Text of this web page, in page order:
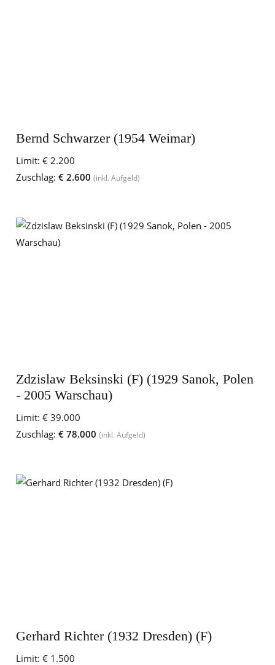
Bernd Schwarzer (1954 Weimar)
Limit: € 2.200
Zuschlag: € 2.600 (inkl. Aufgeld)
Zdzislaw Beksinski (F) (1929 Sanok, Polen
- 2005 Warschau)
Limit: € 39.000
Zuschlag: € 78.000 (inkl. Aufgeld)
Gerhard Richter (1932 Dresden) (F)
Limit: € 1.500